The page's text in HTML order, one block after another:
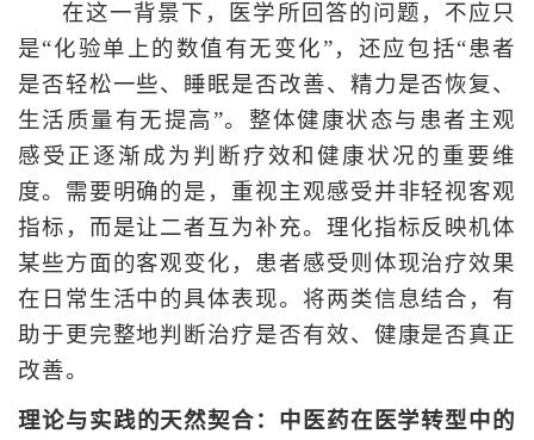
在这一背景下，医学所回答的问题，不应只
是“化验单上的数值有无变化”，还应包括“患者
是否轻松一些、睡眠是否改善、精力是否恢复、
生活质量有无提高”。整体健康状态与患者主观
感受正逐渐成为判断疗效和健康状况的重要维
度。需要明确的是，重视主观感受并非轻视客观
指标，而是让二者互为补充。理化指标反映机体
某些方面的客观变化，患者感受则体现治疗效果
在日常生活中的具体表现。将两类信息结合，有
助于更完整地判断治疗是否有效、健康是否真正
改善。
理论与实践的天然契合：中医药在医学转型中的